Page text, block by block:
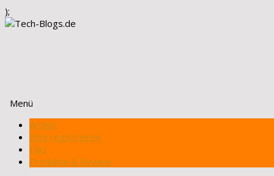
);
Menü
Zum
Inhalt
springen
Artikel
Blog registrieren
FAQ
Produkte & Review